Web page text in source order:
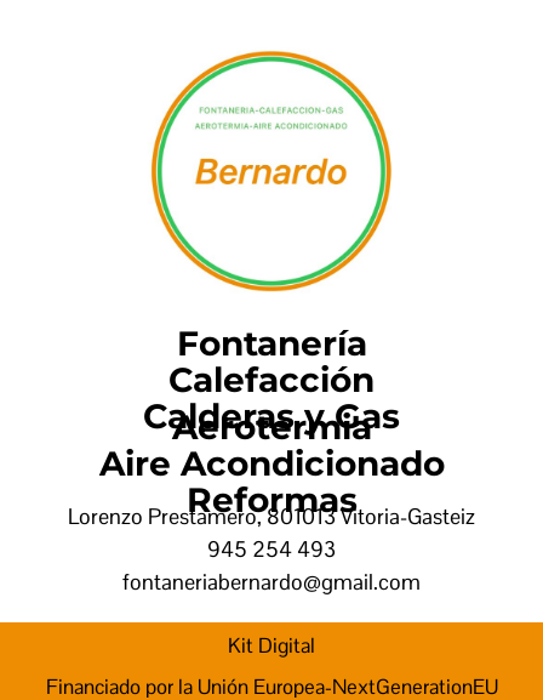
Fontanería
Calefacción
Calderas y Gas
Aerotermia
Aire Acondicionado
Reformas
Lorenzo Prestamero, 801013 Vitoria-Gasteiz
945 254 493
fontaneriabernardo@gmail.com
Kit Digital
Financiado por la Unión Europea-NextGenerationEU